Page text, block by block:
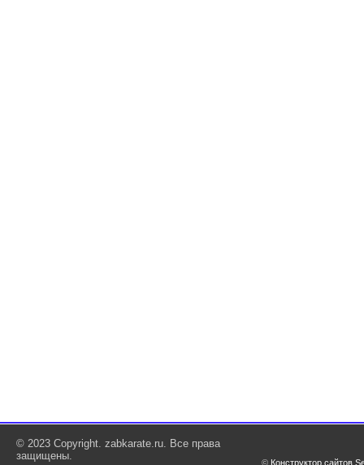
© Конструктор сайтов
© 2023 Copyright. zabkarate.ru. Все права
защищены.